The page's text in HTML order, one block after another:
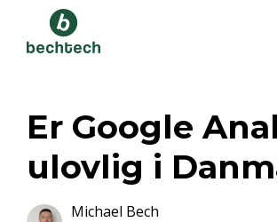
Er Google
ulovlig i
Michael Bech